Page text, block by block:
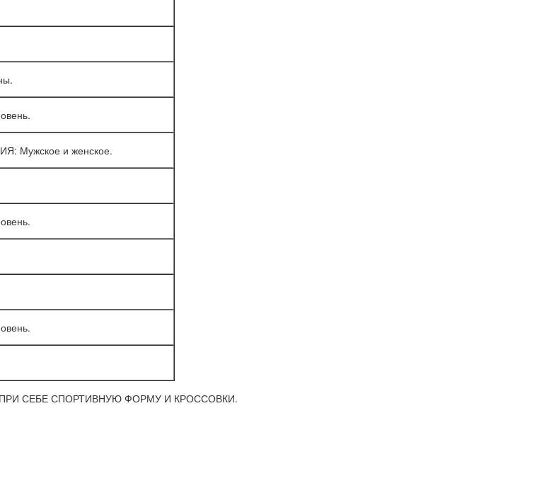
Мужское и женское.
СЕБЕ СПОРТИВНУЮ ФОРМУ И КРОССОВКИ.